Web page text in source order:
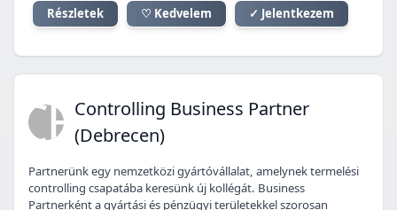
Részletek ♡ Kedvelem ✓ Jelentkezem
CBControlling Business Partner
(Debrecen)
Partnerünk egy nemzetközi gyártóvállalat, amelynek termelési
controlling csapatába keresünk új kollégát. Business
Partnerként a gyártási és pénzügyi területekkel szorosan